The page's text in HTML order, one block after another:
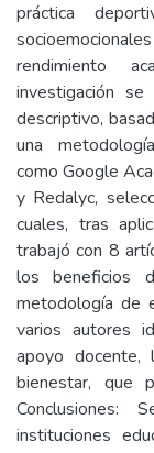
práctica
rendimiento
investigación
descriptivo,
una
como Google
y Redalyc,
cuales, tras
trabajó con 8
los beneficios
metodología de
varios autores
apoyo docente,
bienestar, que
instituciones